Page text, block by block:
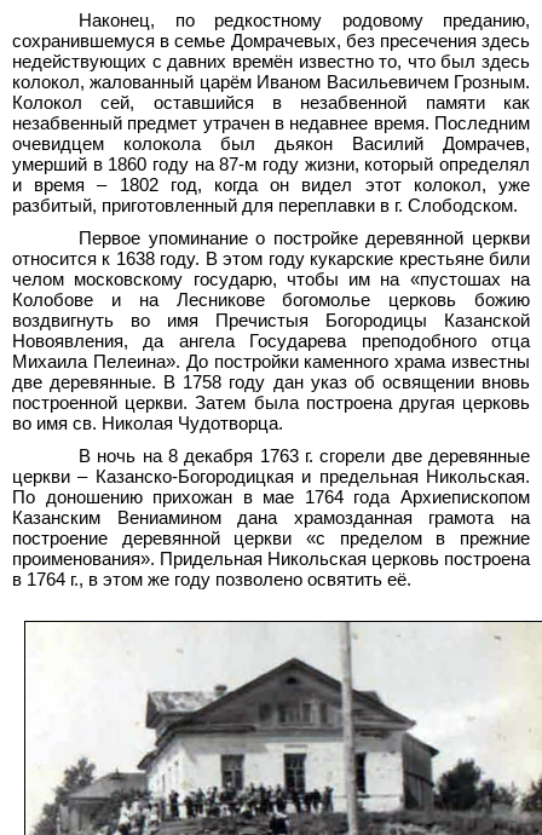
Наконец, по редкостному родовому преданию,
сохранившемуся в семье Домрачевых, без пресечения здесь
недействующих с давних времён известно то, что был здесь
колокол, жалованный царём Иваном Васильевичем Грозным.
Колокол сей, оставшийся в незабвенной памяти как
незабвенный предмет утрачен в недавнее время. Последним
очевидцем колокола был дьякон Василий Домрачев,
умерший в 1860 году на 87-м году жизни, который определял
и время – 1802
год, когда он видел этот колокол, уже
разбитый, приготовленный для переплавки в г. Слободском.
Первое упоминание о постройке деревянной церкви
относится к 1638 году. В этом году кукарские крестьяне били
челом московскому государю, чтобы им на «пустошах на
Колобове и на Лесникове богомолье церковь божию
воздвигнуть во имя Пречистыя Богородицы Казанской
Новоявления, да ангела Государева преподобного отца
Михаила Пелеина». До постройки каменного храма известны
две деревянные. В 1758 году дан указ об освящении вновь
построенной церкви. Затем была построена другая церковь
во имя св. Николая Чудотворца.
В ночь на 8 декабря 1763 г. сгорели две деревянные
церкви – Казанско-Богородицкая и предельная Никольская.
По доношению прихожан в мае 1764 года Архиепископом
Казанским Вениамином дана храмозданная грамота на
построение деревянной церкви «с пределом в прежние
проименования». Придельная Никольская церковь построена
в 1764 г., в этом же году позволено освятить её.